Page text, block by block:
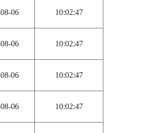
06 10:02:47
06 10:02:47
06 10:02:47
06 10:02:47